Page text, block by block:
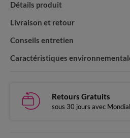
Détails produit
Livraison et retour
Conseils entretien
Caractéristiques
Retours Gratuits
sous 30 jours avec